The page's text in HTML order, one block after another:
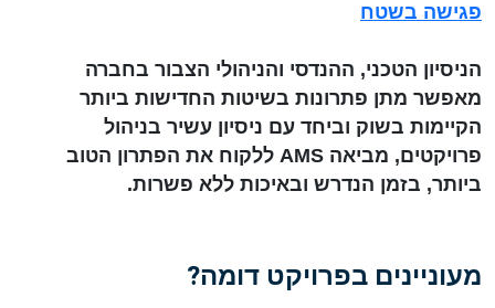
פגישה בשטח
הניסיון הטכני, ההנדסי והניהולי הצבור בחברה
מאפשר מתן פתרונות בשיטות החדישות ביותר
הקיימות בשוק וביחד עם ניסיון עשיר בניהול
פרויקטים, מביאה AMS ללקוח את הפתרון הטוב
ביותר, בזמן הנדרש ובאיכות ללא פשרות.
מעוניינים בפרויקט דומה?